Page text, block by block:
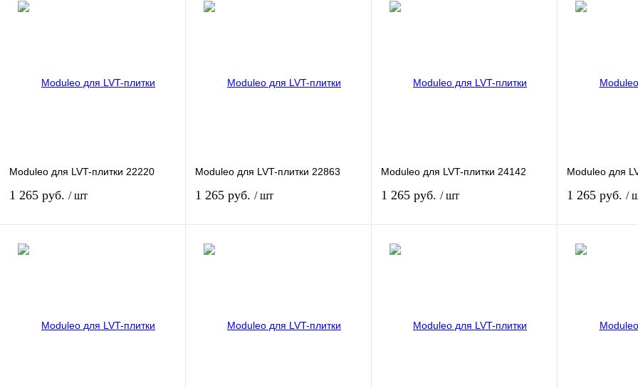
Moduleo для LVT-плитки 22220
1 265 руб. / шт
наличии
Moduleo для LVT-плитки 22863
1 265 руб. / шт
Элемент
Moduleo для LVT-плитки 24142
1 265 руб. / шт
наличии
Moduleo для
1 265 руб. /